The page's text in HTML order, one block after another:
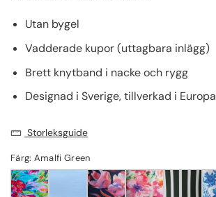
Utan bygel
Vadderade kupor (uttagbara inlägg)
Brett knytband i nacke och rygg
Designad i Sverige, tillverkad i Europa
Storleksguide
Färg: Amalfi Green